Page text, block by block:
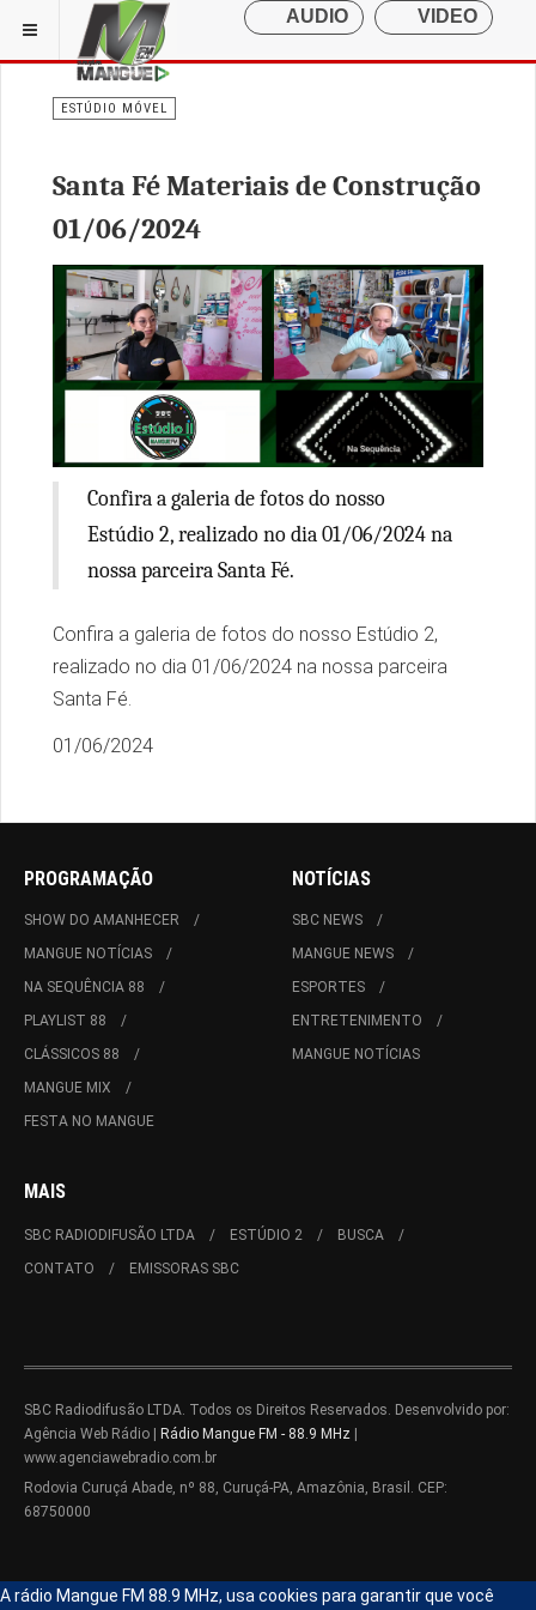
ESTÚDIO MÓVEL
Santa Fé Materiais de Construção
01/06/2024
Confira a galeria de fotos do nosso
Estúdio 2, realizado no dia 01/06/2024 na
nossa parceira Santa Fé.
Confira a galeria de fotos do nosso Estúdio 2,
realizado no dia 01/06/2024 na nossa parceira
Santa Fé.
01/06/2024
PROGRAMAÇÃO
SHOW DO AMANHECER
MANGUE NOTÍCIAS
NA SEQUÊNCIA 88
PLAYLIST 88
CLÁSSICOS 88
MANGUE MIX
FESTA NO MANGUE
NOTÍCIAS
SBC NEWS
MANGUE NEWS
ESPORTES
ENTRETENIMENTO
MANGUE NOTÍCIAS
MAIS
SBC RADIODIFUSÃO LTDA ESTÚDIO 2
BUSCA
CONTATO
EMISSORAS SBC
SBC Radiodifusão LTDA. Todos os Direitos Reservados. Desenvolvido por:
Agência Web Rádio |
Rádio Mangue FM - 88.9 MHz
www.agenciawebradio.com.br
Rodovia Curuçá Abade, nº 88, Curuçá-PA, Amazônia, Brasil. CEP:
68750000
A rádio Mangue FM 88.9 MHz, usa cookies para garantir que você